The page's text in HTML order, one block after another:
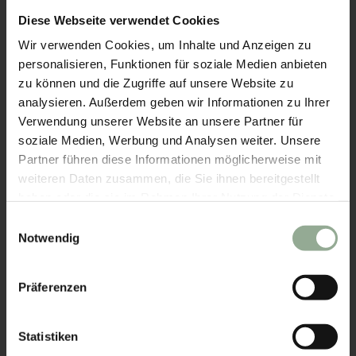
Diese Webseite verwendet Cookies
Wir verwenden Cookies, um Inhalte und Anzeigen zu
personalisieren, Funktionen für soziale Medien anbieten
zu können und die Zugriffe auf unsere Website zu
analysieren. Außerdem geben wir Informationen zu Ihrer
Verwendung unserer Website an unsere Partner für
soziale Medien, Werbung und Analysen weiter. Unsere
Partner führen diese Informationen möglicherweise mit
weiteren Daten zusammen, die Sie ihnen bereitgestellt
Notwendig
Präferenzen
Statistiken
privatem Strand
bietet es die
perfekte Basis für
Erholung und
Ausflüge in die
Umgebung.
Google Maps